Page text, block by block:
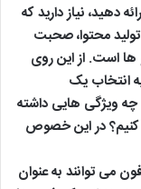
دهید، نیاز دارید که
محتوا، صحبت
است. از این روی
انتخاب یک
چه ویژگی هایی داشته
کنیم؟ در این خصوص
می توانند به عنوان